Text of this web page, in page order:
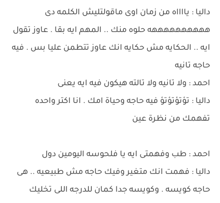
داليا : يااااه من زمان اوى ماقولتليش الكلمه دى
ههههههههههه حلوه منك .. المهم ايه بقا . عاوز تقول
ايه .. الحكايه مش حكايه انك عاوز تتطمن عليا بس . فيه
حاجه تانيه
احمد : ولا تانيه ولا تالته هيكون فيه ايه يعنى
داليا : تؤتؤتؤتؤ فيه حاجه وحياة امك . انا اكتر واحده
تفهمك من نظرة عين
احمد : طب وفهمتى ايه يا فلحوسه اليومين دول
داليا : فهمت انك متغير وفيك حاجه مش طبيعيه .. هى
حاجه كويسه . وكويسه جدا كمان للدرجه اللى تخليك